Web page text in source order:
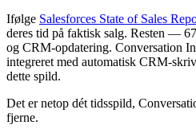
Ifølge Salesforces State of Sales
deres tid på faktisk salg. Resten —
og CRM-opdatering. Conversation
integreret med automatisk CRM-
dette spild.
Det er netop dét tidsspild,
fjerne.